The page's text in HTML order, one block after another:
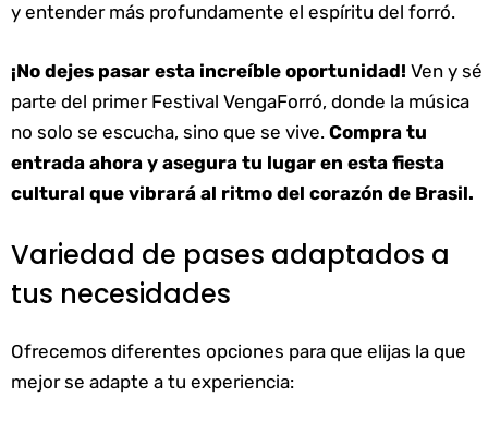
y entender más profundamente el espíritu del forró.
¡No dejes pasar esta increíble oportunidad! Ven y sé
parte del primer Festival VengaForró, donde la música
no solo se escucha, sino que se vive. Compra tu
entrada ahora y asegura tu lugar en esta fiesta
cultural que vibrará al ritmo del corazón de Brasil.
Variedad de pases adaptados a
tus necesidades
Ofrecemos diferentes opciones para que elijas la que
mejor se adapte a tu experiencia: